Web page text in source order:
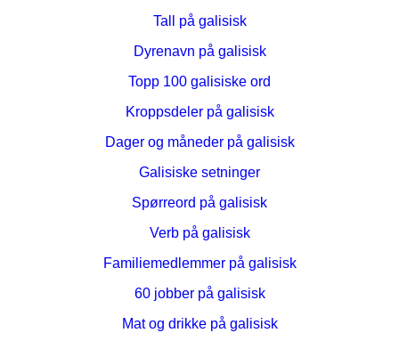
Tall på galisisk
Dyrenavn på galisisk
Topp 100 galisiske ord
Kroppsdeler på galisisk
Dager og måneder på galisisk
Galisiske setninger
Spørreord på galisisk
Verb på galisisk
Familiemedlemmer på galisisk
60 jobber på galisisk
Mat og drikke på galisisk